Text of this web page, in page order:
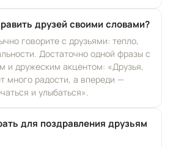
друзей своими словами?
говорите с друзьями: тепло,
Достаточно одной фразы с
и дружеским акцентом: «Друзья,
много радости, а впереди —
и улыбаться».
для поздравления друзьям